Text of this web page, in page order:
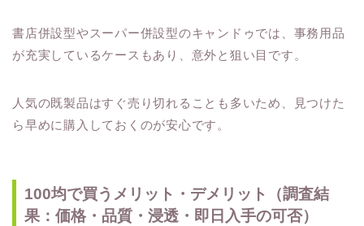
書店併設型やスーパー併設型のキャンドゥでは、事務用品
が充実しているケースもあり、意外と狙い目です。
人気の既製品はすぐ売り切れることも多いため、見つけた
ら早めに購入しておくのが安心です。
100均で買うメリット・デメリット（調査結
果：価格・品質・浸透・即日入手の可否）